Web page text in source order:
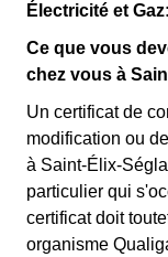
Électricité et
Ce que vous
chez vous à
Un certificat de
modification ou
à Saint-Élix-
particulier qui
certificat doit
organisme